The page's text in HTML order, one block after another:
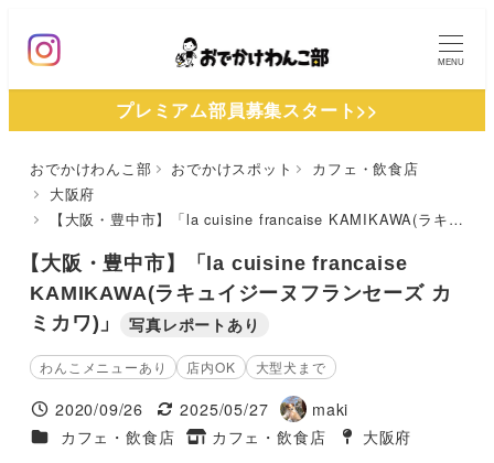
ン
MENU
プレミアム部員募集スタート>>
おでかけわんこ部 おでかけスポット
カフェ・飲食店
大阪府
【大阪・豊中市】「la cuisine francaise KAMIKAWA(ラキュイジーヌフランセーズ カミカワ)」
【大阪・豊中市】「la cuisine francaise
KAMIKAWA(ラキュイジーヌフランセーズ カ
ミカワ)」
写真レポートあり
わんこメニューあり 店内OK 大型犬まで
投稿日
2020/09/26
更新日
2025/05/27
著
者
maki
施設ジャンル
カフェ・飲食店
タグ
カフェ・飲食店
タグ
大阪府